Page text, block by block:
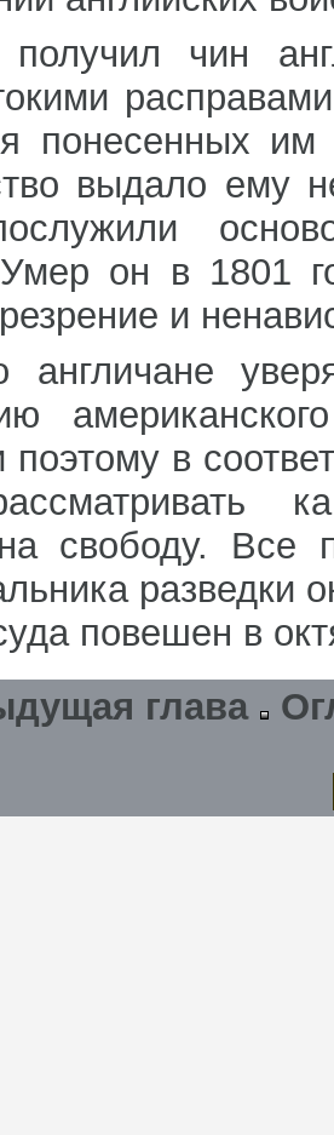
чин
понесенных им
выдало ему
он в 1801
и
англичане
в
свободу. Все
повешен в
глава